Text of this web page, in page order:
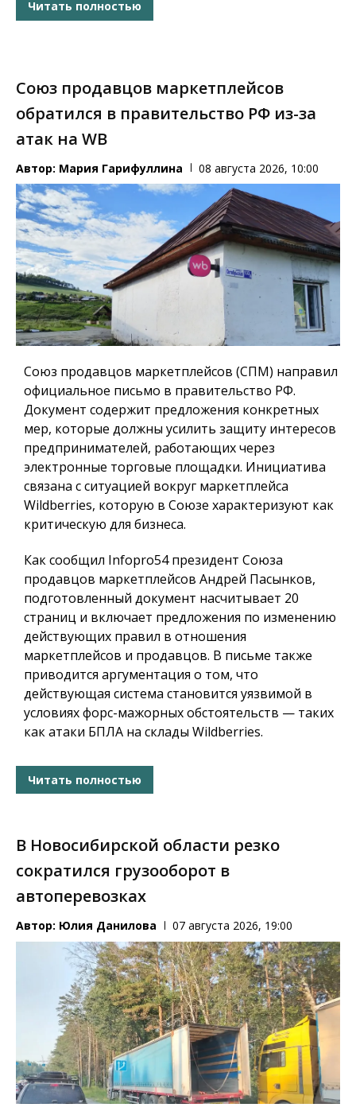
Читать полностью
Союз продавцов маркетплейсов
обратился в правительство РФ из-за
атак на WB
Автор: Мария Гарифуллина 08 августа 2026, 10:00
Союз продавцов маркетплейсов (СПМ) направил
официальное письмо в правительство РФ.
Документ содержит предложения конкретных
мер, которые должны усилить защиту интересов
предпринимателей, работающих через
электронные торговые площадки. Инициатива
связана с ситуацией вокруг маркетплейса
Wildberries, которую в Союзе характеризуют как
критическую для бизнеса.
Как сообщил Infopro54президент Союза
продавцов маркетплейсов Андрей Пасынков,
подготовленный документ насчитывает 20
страниц и включает предложения по изменению
действующих правил в отношения
маркетплейсов и продавцов. В письме также
приводится аргументация о том, что
действующая система становится уязвимой в
условиях форс-мажорных обстоятельств — таких
как атаки БПЛА на склады Wildberries.
Читать полностью
В Новосибирской области резко
сократился грузооборот в
автоперевозках
Автор: Юлия Данилова 07 августа 2026, 19:00